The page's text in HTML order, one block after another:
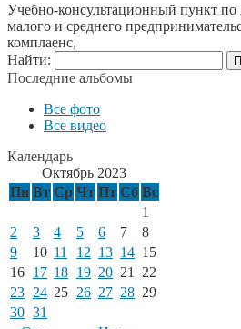
Учебно-консультационный пункт
малого и среднего
комплаенс,
Найти:
Последние альбомы
Все фото
Все видео
Календарь
Октябрь 2023
Пн Вт Ср Чт Пт Сб Вс
1
2
3 4 5 6 7
8
9
10 11 12 13 14 15
16 17 18 19 20 21
22
23 24 25 26 27 28 29
30 31